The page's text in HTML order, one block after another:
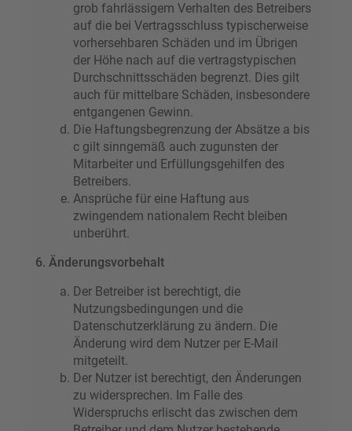
grob fahrlässigem Verhalten des Betreibers
auf die bei Vertragsschluss typischerweise
vorhersehbaren Schäden und im Übrigen
der Höhe nach auf die vertragstypischen
Durchschnittsschäden begrenzt. Dies gilt
auch für mittelbare Schäden, insbesondere
entgangenen Gewinn.
Die Haftungsbegrenzung der Absätze a bis
c gilt sinngemäß auch zugunsten der
Mitarbeiter und Erfüllungsgehilfen des
Betreibers.
Ansprüche für eine Haftung aus
zwingendem nationalem Recht bleiben
unberührt.
6. Änderungsvorbehalt
Der Betreiber ist berechtigt, die
Nutzungsbedingungen und die
Datenschutzerklärung zu ändern. Die
Änderung wird dem Nutzer per E-Mail
mitgeteilt.
Der Nutzer ist berechtigt, den Änderungen
zu widersprechen. Im Falle des
Widerspruchs erlischt das zwischen dem